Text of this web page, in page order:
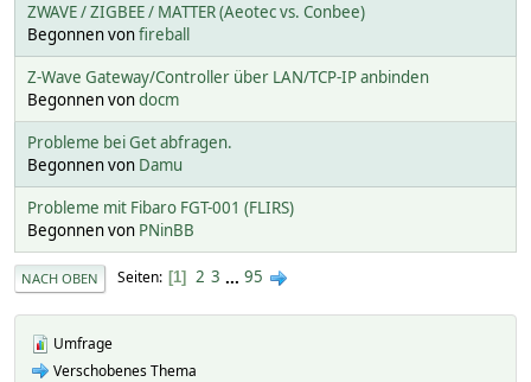
ZWAVE / ZIGBEE / MATTER (Aeotec vs. Conbee)
Begonnen vonfireball
Z-Wave Gateway/Controller über LAN/TCP-IP anbinden
Begonnen vondocm
Probleme bei Get abfragen.
Begonnen von Damu
Probleme mit Fibaro FGT-001 (FLIRS)
Begonnen von PNinBB
NACH OBEN Seiten 1 2 3 ... 95
Umfrage
Verschobenes Thema